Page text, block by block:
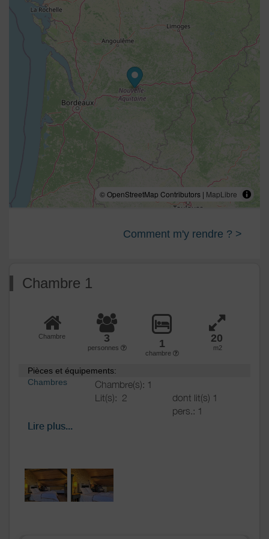
© OpenStreetMap Contributors | MapLibre
Comment m'y rendre ? >
Chambre 1
Chambre 3
personnes 1
chambre
20
m2
Pièces et équipements:
Chambres
Chambre(s): 1
Lit(s): 2
dont lit(s) 1
pers.: 1
d'eau
baignoire
WC
Cuisine
Lire plus...